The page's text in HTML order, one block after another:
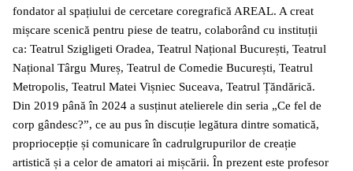
fondator al spațiului de cercetare coregrafică AREAL. A creat
mișcare scenică pentru piese de teatru, colaborând cu instituții
ca: Teatrul Szigligeti Oradea, Teatrul Național București, Teatrul
Național Târgu Mureș, Teatrul de Comedie București, Teatrul
Metropolis, Teatrul Matei Vișniec Suceava, Teatrul Țăndărică.
Din 2019 până în 2024 a susținut atelierele din seria „Ce fel de
corp gândesc?”, ce au pus în discuție legătura dintre somatică,
propriocepție și comunicare în cadrulgrupurilor de creație
artistică și a celor de amatori ai mișcării. În prezent este profesor